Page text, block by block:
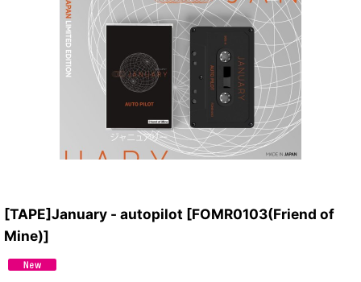
[TAPE]January - autopilot [FOMR0103(Friend of
Mine)]